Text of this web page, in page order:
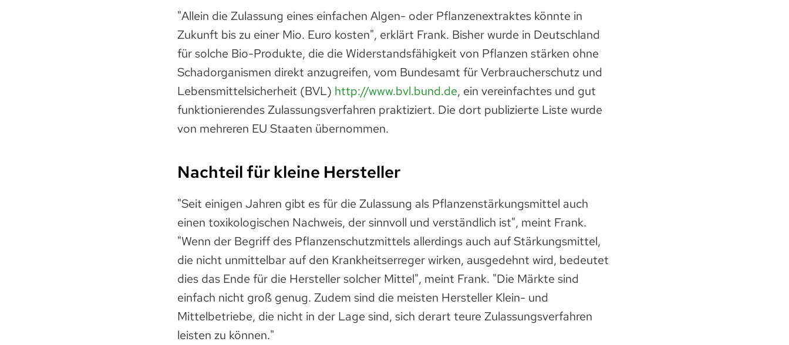
"Allein die Zulassung eines einfachen Algen- oder Pflanzenextraktes könnte in
Zukunft bis zu einer Mio. Euro kosten", erklärt Frank. Bisher wurde in Deutschland
für solche Bio-Produkte, die die Widerstandsfähigkeit von Pflanzen stärken ohne
Schadorganismen direkt anzugreifen, vom Bundesamt für Verbraucherschutz und
Lebensmittelsicherheit (BVL) http://www.bvl.bund.de, ein vereinfachtes und gut
funktionierendes Zulassungsverfahren praktiziert. Die dort publizierte Liste wurde
von mehreren EU Staaten übernommen.
Nachteil für kleine Hersteller
"Seit einigen Jahren gibt es für die Zulassung als Pflanzenstärkungsmittel auch
einen toxikologischen Nachweis, der sinnvoll und verständlich ist", meint Frank.
"Wenn der Begriff des Pflanzenschutzmittels allerdings auch auf Stärkungsmittel,
die nicht unmittelbar auf den Krankheitserreger wirken, ausgedehnt wird, bedeutet
dies das Ende für die Hersteller solcher Mittel", meint Frank. "Die Märkte sind
einfach nicht groß genug. Zudem sind die meisten Hersteller Klein- und
Mittelbetriebe, die nicht in der Lage sind, sich derart teure Zulassungsverfahren
leisten zu können."